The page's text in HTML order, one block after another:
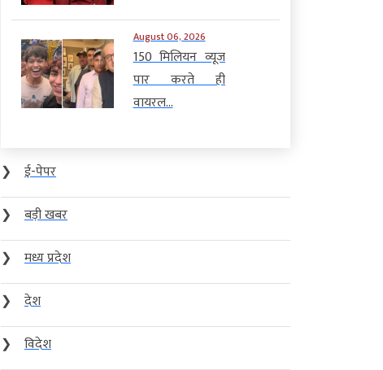
August 06, 2026
150 मिलियन व्यूज
पार करते ही
वायरल...
❯
ई-पेपर
❯
बड़ी खबर
❯
मध्य प्रदेश
❯
देश
❯
विदेश